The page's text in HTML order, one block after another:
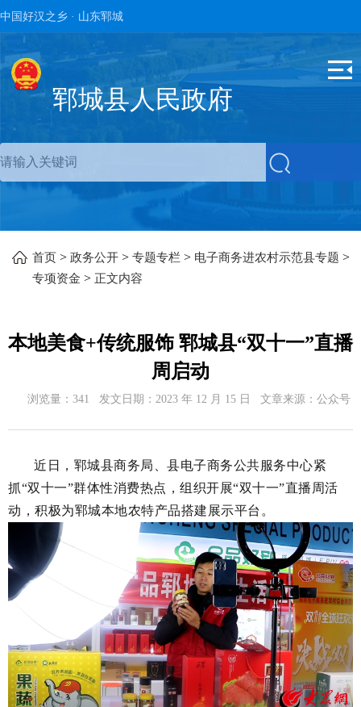
中国好汉之乡 · 山东郓城
郓城县人民政府
首页 > 政务公开 > 专题专栏 > 电子商务进农村示范县专题 >
专项资金 > 正文内容
本地美食+传统服饰 郓城县“双十一”直播
周启动
浏览量： 341 发文日期： 2023 年 12 月 15 日 文章来源： 公众号
近日，郓城县商务局、县电子商务公共服务中心紧
抓“双十一”群体性消费热点，组织开展“双十一”直播周活
动，积极为郓城本地农特产品搭建展示平台。